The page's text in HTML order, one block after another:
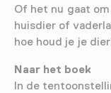
Of het nu gaat
huisdier of
hoe houd je je
Naar het boek
In de